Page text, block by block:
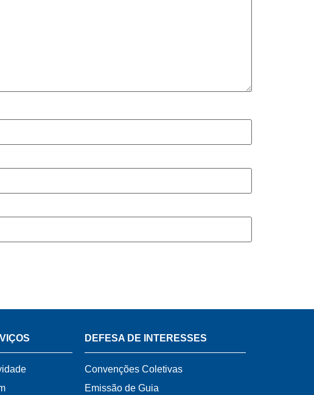
DEFESA DE INTERESSES
Convenções Coletivas
Emissão de Guia